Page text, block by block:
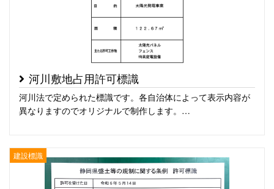
河川敷地占用許可標識
河川法で定められた標識です。各自治体によって表示内容が
異なりますのでオリジナルで制作します。…
建設標識